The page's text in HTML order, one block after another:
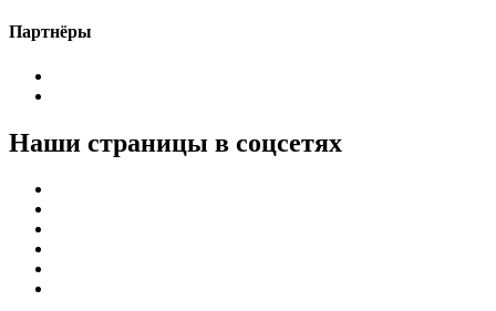
Партнёры
Наши страницы в соцсетях